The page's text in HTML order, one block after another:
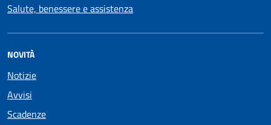
Salute, benessere e assistenza
NOVITÀ
Notizie
Avvisi
Scadenze